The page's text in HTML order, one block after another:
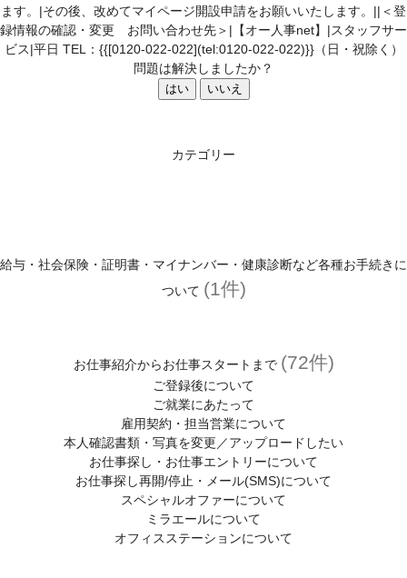
登録手続き用ID・パスワードを忘れた方、変更する方へ
登録がお済みの方
わたしらしく働くヒントが見つかるコラム
スタッフサービスの安心サポート
スキルアップサポート
各種相談窓口
(キャリア、メンタル、お仕事中、ハラスメントの悩み)
紹介予定派遣について
ます。|その後、改めてマイページ開設申請をお願いいたします。||＜登
録情報の確認・変更 お問い合わせ先＞|【オー人事net】|スタッフサー
ビス|平日 TEL：{{[0120-022-022](tel:0120-022-022)}}（日・祝除く）
問題は解決しましたか？
はい いいえ
カテゴリー
給与・社会保険・証明書・マイナンバー・健康診断など各種お手続きに
ついて (1件)
お仕事紹介からお仕事スタートまで (72件)
ご登録後について
ご就業にあたって
雇用契約・担当営業について
本人確認書類・写真を変更／アップロードしたい
お仕事探し・お仕事エントリーについて
お仕事探し再開/停止・メール(SMS)について
スペシャルオファーについて
ミラエールについて
オフィスステーションについて